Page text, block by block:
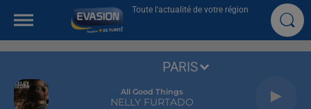
Toute l'actualité de votre région
All Good Things
NELLY FURTADO
PARIS